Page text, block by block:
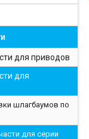
для приводов
для
шлагбаумов по
для серии